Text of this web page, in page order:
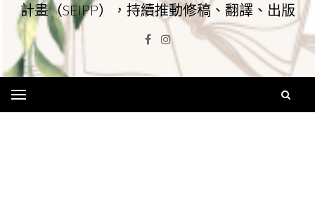
計畫（SEIPP），持續推動修稿、翻譯、出版
Facebook
Instagram